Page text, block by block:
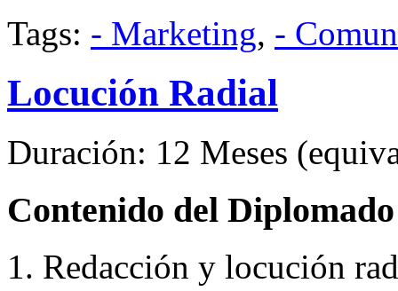
Tags: - Marketing, -
Locución Radial
Duración: 12 Meses
Contenido del
1. Redacción y locución